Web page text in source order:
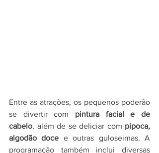
Entre as atrações, os pequenos poderão
se divertir com pintura facial e de
cabelo, além de se deliciar com pipoca,
algodão doce e outras guloseimas. A